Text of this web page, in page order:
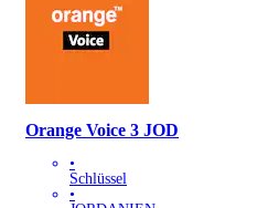
Orange Voice 3 JOD
•
Schlüssel
•